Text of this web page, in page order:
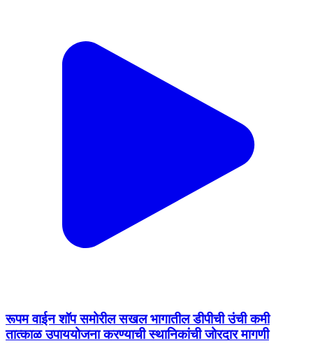
रूपम वाईन शॉप समोरील सखल भागातील डीपीची उंची कमी
तात्काळ उपाययोजना करण्याची स्थानिकांची जोरदार मागणी